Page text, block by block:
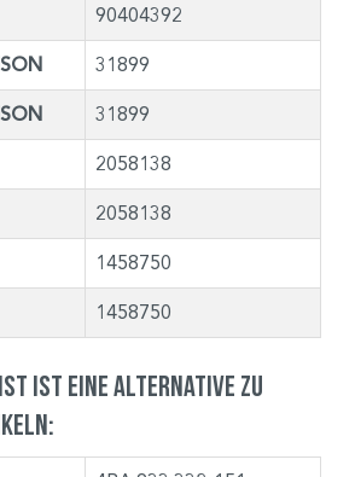
90404392
31899
31899
2058138
2058138
1458750
1458750
ist eine Alternative zu